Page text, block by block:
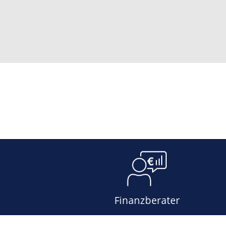
Finanzberater